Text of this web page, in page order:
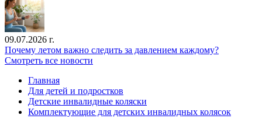
09.07.2026 г.
Почему летом важно следить за давлением каждому?
Смотреть все новости
Главная
Для детей и подростков
Детские инвалидные коляски
Комплектующие для детских инвалидных колясок